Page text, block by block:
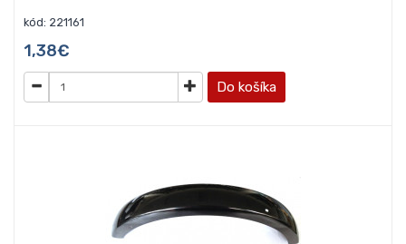
kód: 221161
1,38€
Do košíka